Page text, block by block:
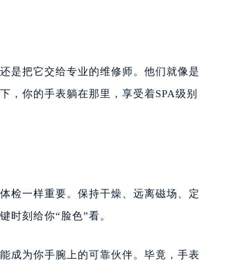
是把它交给专业的维修师。他们就像是
，你的手表躺在那里，享受着SPA级别
检一样重要。保持干燥、远离磁场、定
时刻给你“脸色”看。
成为你手腕上的可靠伙伴。毕竟，手表